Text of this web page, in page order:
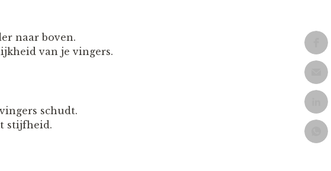
naar boven.
van je vingers.
schudt.
stijfheid.